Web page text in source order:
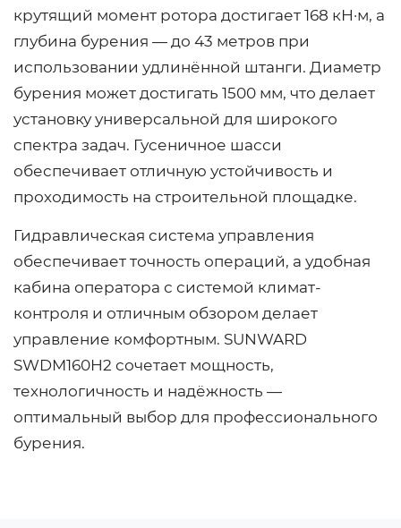
крутящий момент ротора достигает 168 кН·м, а
глубина бурения — до 43 метров при
использовании удлинённой штанги. Диаметр
бурения может достигать 1500 мм, что делает
установку универсальной для широкого
спектра задач. Гусеничное шасси
обеспечивает отличную устойчивость и
проходимость на строительной площадке.
Гидравлическая система управления
обеспечивает точность операций, а удобная
кабина оператора с системой климат-
контроля и отличным обзором делает
управление комфортным. SUNWARD
SWDM160H2 сочетает мощность,
технологичность и надёжность —
оптимальный выбор для профессионального
бурения.